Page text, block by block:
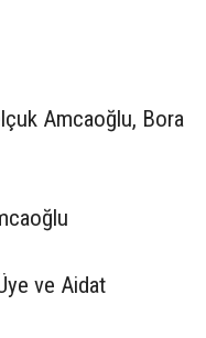
Amcaoğlu, Bora
ve Aidat